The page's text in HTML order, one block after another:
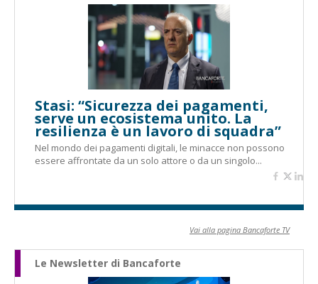
Stasi: “Sicurezza dei pagamenti,
serve un ecosistema unito. La
resilienza è un lavoro di squadra”
Nel mondo dei pagamenti digitali, le minacce non possono
essere affrontate da un solo attore o da un singolo...
Vai alla pagina Bancaforte TV
Le Newsletter di Bancaforte